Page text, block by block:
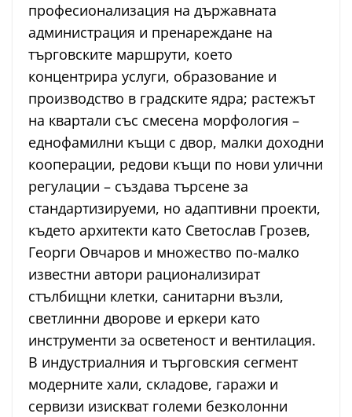
професионализация на държавната
администрация и пренареждане на
търговските маршрути, което
концентрира услуги, образование и
производство в градските ядра; растежът
на квартали със смесена морфология –
еднофамилни къщи с двор, малки доходни
кооперации, редови къщи по нови улични
регулации – създава търсене за
стандартизируеми, но адаптивни проекти,
където архитекти като Светослав Грозев,
Георги Овчаров и множество по-малко
известни автори рационализират
стълбищни клетки, санитарни възли,
светлинни дворове и еркери като
инструменти за осветеност и вентилация.
В индустриалния и търговския сегмент
модерните хали, складове, гаражи и
сервизи изискват големи безколонни